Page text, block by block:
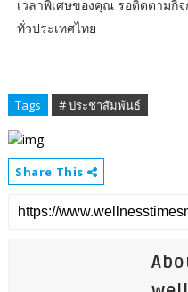
เวลาพิเศษของคุณ รอติดตามกิ
ทั่วประเทศไทย
Tags # ประชาสัมพันธ์
Share This